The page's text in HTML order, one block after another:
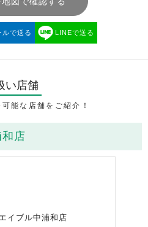
ルで送る LINEで送る
い店舗
能な店舗をご紹介！
店